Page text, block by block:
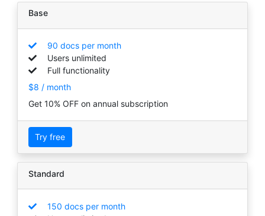
Base
90 docs per month
Users unlimited
Full functionality
$8 / month
Get 10% OFF on annual subscription
Try free
Standard
150 docs per month